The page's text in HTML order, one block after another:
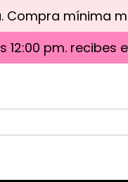
Compra mínima
pm. recibes